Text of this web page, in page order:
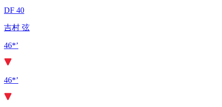
DF 40
吉村 弦
46*’
46*’